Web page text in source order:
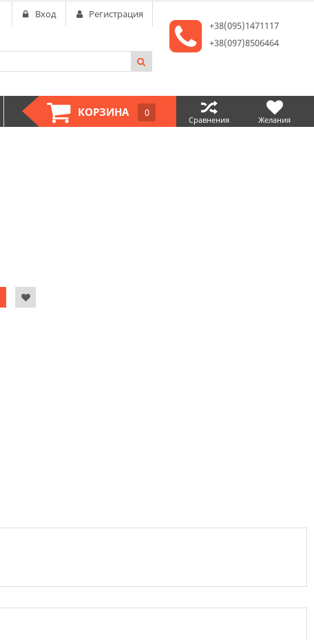
Вход
Регистрация
+38(095)1471117
+38(097)8506464
КОРЗИНА 0
Сравнения Желания